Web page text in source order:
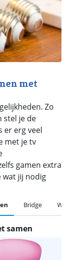
met
Zo
stel je de
er erg veel
met je tv
gamen extra
wat jij nodig
Bridge Welk
samen